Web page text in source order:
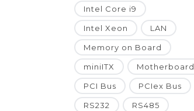
Intel Core i9
Intel Xeon LAN
Memory on Board
miniITX Motherboard
PCI Bus PCIex Bus
RS232 RS485